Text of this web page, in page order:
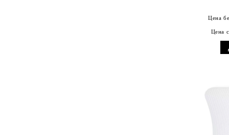
Цена
Цена